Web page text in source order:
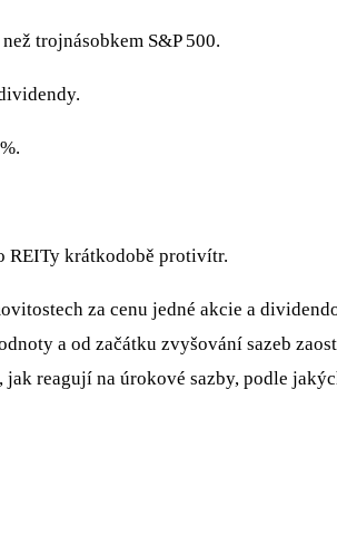
trojnásobkem S&P 500.
REITy krátkodobě protivítr.
za cenu jedné akcie a
a od začátku zvyšování sazeb
reagují na úrokové sazby, podle